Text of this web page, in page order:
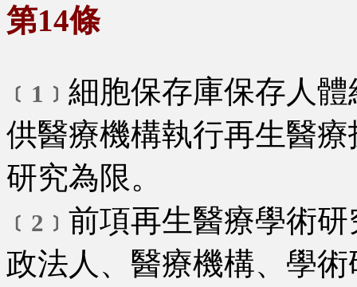
第14條
﹝1﹞ 細胞保存庫保存人
供醫療機構執行再生醫
研究為限。
﹝2﹞ 前項再生醫療學術
政法人、醫療機構、學